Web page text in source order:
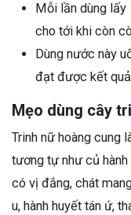
Mỗi lần dùng
cho tới khi còn
Dùng nước này
đạt được kết
Mẹo dùng cây
Trinh nữ hoàng cung
tương tự như củ hành
có vị đắng, chát
u, hành huyết tán ứ,